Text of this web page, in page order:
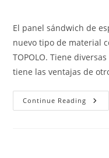
El panel sándwich de
nuevo tipo de material
TOPOLO. Tiene
tiene las ventajas de
Continue Reading